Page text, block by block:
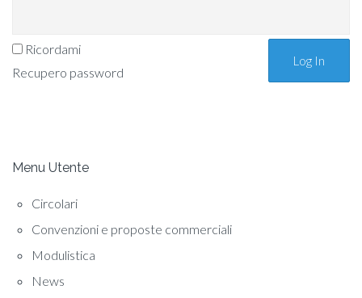
Ricordami
Recupero password
Menu Utente
Circolari
Convenzioni e proposte commerciali
Modulistica
News